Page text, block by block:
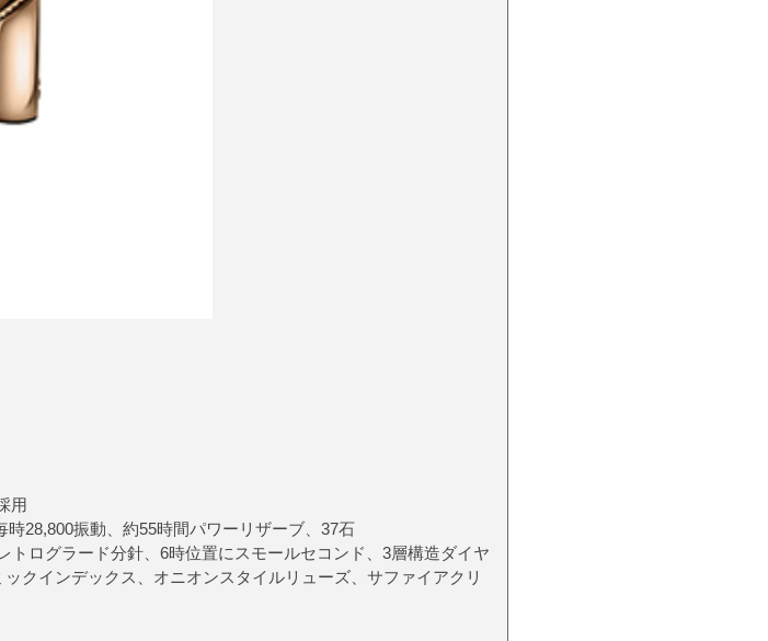
用
28,800振動、約55時間パワーリザーブ、37石
ログラード分針、6時位置にスモールセコンド、3層構造ダイヤ
クインデックス、オニオンスタイルリューズ、サファイアクリ